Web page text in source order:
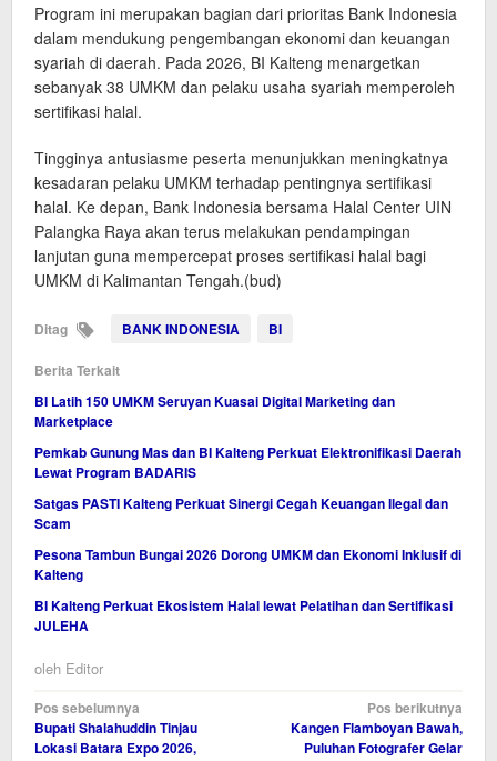
Program ini merupakan bagian dari prioritas Bank Indonesia
dalam mendukung pengembangan ekonomi dan keuangan
syariah di daerah. Pada 2026, BI Kalteng menargetkan
sebanyak 38 UMKM dan pelaku usaha syariah memperoleh
sertifikasi halal.
Tingginya antusiasme peserta menunjukkan meningkatnya
kesadaran pelaku UMKM terhadap pentingnya sertifikasi
halal. Ke depan, Bank Indonesia bersama Halal Center UIN
Palangka Raya akan terus melakukan pendampingan
lanjutan guna mempercepat proses sertifikasi halal bagi
UMKM di Kalimantan Tengah.(bud)
Ditag BANK INDONESIA BI
Berita Terkait
BI Latih 150 UMKM Seruyan Kuasai Digital Marketing dan
Marketplace
Pemkab Gunung Mas dan BI Kalteng Perkuat Elektronifikasi Daerah
Lewat Program BADARIS
Satgas PASTI Kalteng Perkuat Sinergi Cegah Keuangan Ilegal dan
Scam
Pesona Tambun Bungai 2026 Dorong UMKM dan Ekonomi Inklusif di
Kalteng
BI Kalteng Perkuat Ekosistem Halal lewat Pelatihan dan Sertifikasi
JULEHA
oleh Editor
Navigasi
pos
Pos sebelumnya
Bupati Shalahuddin Tinjau
Lokasi Batara Expo 2026,
Pos berikutnya
Kangen Flamboyan Bawah,
Puluhan Fotografer Gelar